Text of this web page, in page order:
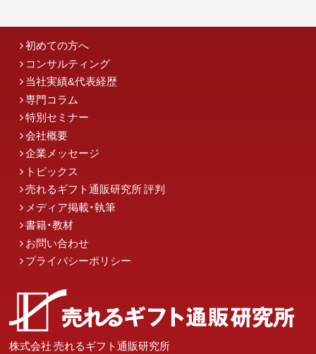
初めての方へ
コンサルティング
当社実績&代表経歴
専門コラム
特別セミナー
会社概要
企業メッセージ
トピックス
売れるギフト通販研究所 評判
メディア掲載・執筆
書籍・教材
お問い合わせ
プライバシーポリシー
株式会社 売れるギフト通販研究所